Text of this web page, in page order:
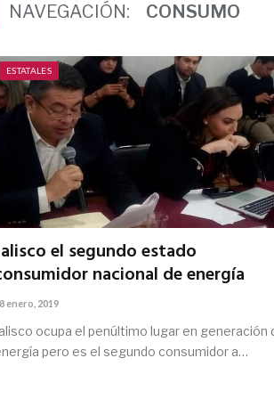
NAVEGACIÓN: CONSUMO
ESTATALES
el segundo estado
nacional de energía
enero, 2019
ocupa el penúltimo lugar en generación
pero es el segundo consumidor a…